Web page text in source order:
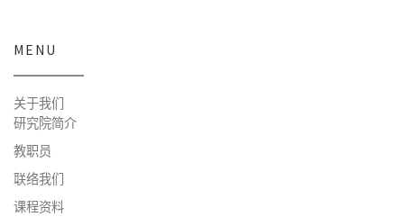
MENU
关于我们
研究院简介
教职员
联络我们
课程资料